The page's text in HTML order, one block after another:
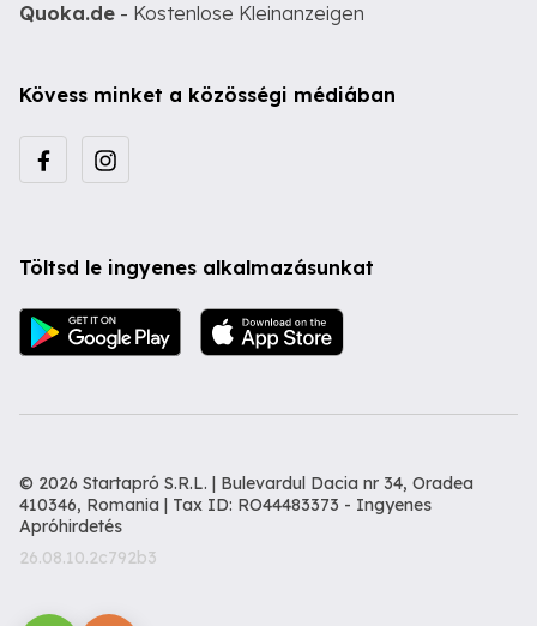
Quoka.de - Kostenlose Kleinanzeigen
Kövess minket a közösségi médiában
Töltsd le ingyenes alkalmazásunkat
© 2026 Startapró S.R.L. | Bulevardul Dacia nr 34, Oradea
410346, Romania | Tax ID: RO44483373 - Ingyenes
Apróhirdetés
26.08.10.2c792b3